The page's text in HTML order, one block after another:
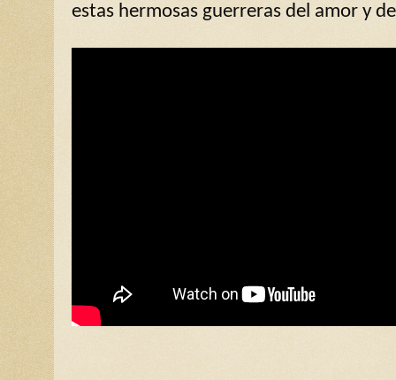
estas hermosas guerreras del amor y